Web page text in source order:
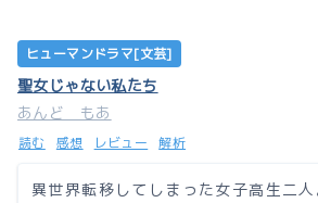
ヒューマンドラマ[文芸]
聖女じゃない私たち
あんど もあ
読む 感想 レビュー 解析
異世界転移してしまった女子高生二